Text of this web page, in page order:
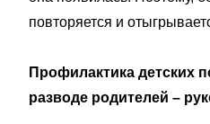
повторяется и
Профилактика детских
разводе родителей –